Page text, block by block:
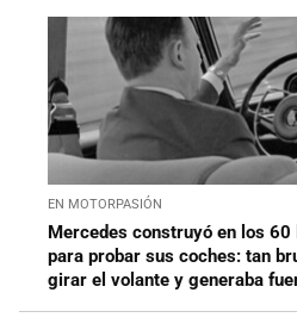
EN MOTORPASIÓN
Mercedes construyó en los 60
para probar sus coches: tan
girar el volante y generaba